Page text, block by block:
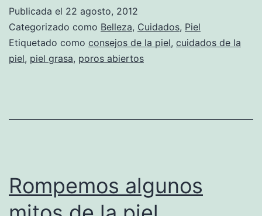
Publicada el 22 agosto, 2012
Categorizado como Belleza, Cuidados, Piel
Etiquetado como consejos de la piel, cuidados de la
piel, piel grasa, poros abiertos
Rompemos algunos